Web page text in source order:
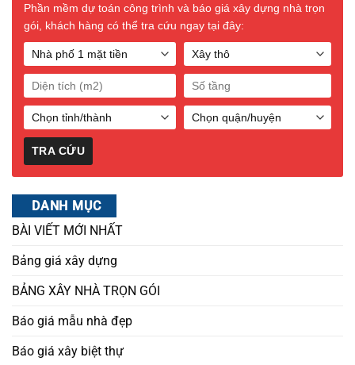
Phần mềm dự toán công trình và báo giá xây dựng nhà trọn
gói, khách hàng có thể tra cứu ngay tại đây:
DANH MỤC
BÀI VIẾT MỚI NHẤT
Bảng giá xây dựng
BẢNG XÂY NHÀ TRỌN GÓI
Báo giá mẫu nhà đẹp
Báo giá xây biệt thự